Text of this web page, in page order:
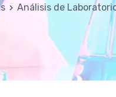
Análisis de